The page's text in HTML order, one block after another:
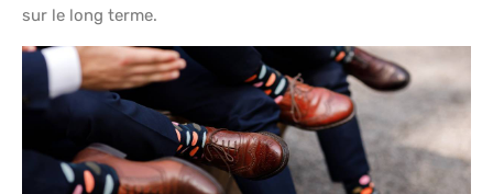
sur le long terme.